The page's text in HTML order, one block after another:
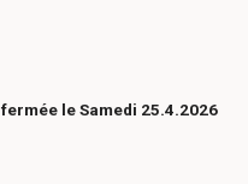
fermée le Samedi 25.4.2026